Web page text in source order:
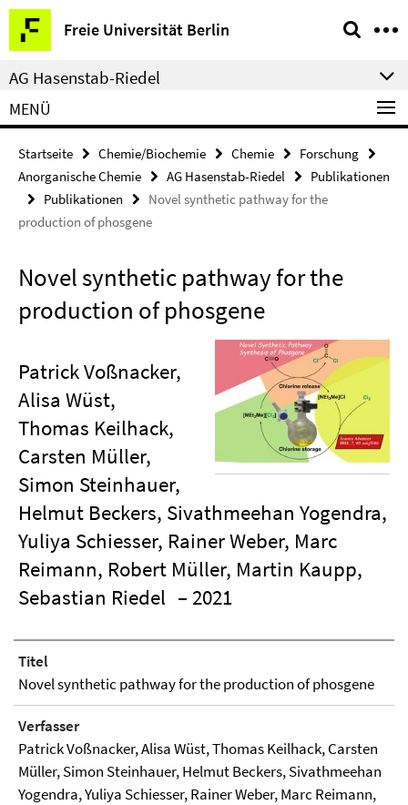
Springe
direkt
zu
Inhalt
Freie Universität Berlin
Service-
Navigation
AG Hasenstab-Riedel
MENÜ
Startseite Chemie/Biochemie Chemie
Forschung
Anorganische Chemie
AG Hasenstab-Riedel
Publikationen
Publikationen
Novel synthetic pathway for the
production of phosgene
Novel synthetic pathway for the
production of phosgene
Patrick Voßnacker,
Alisa Wüst,
Thomas Keilhack,
Carsten Müller,
Simon Steinhauer,
Helmut Beckers, Sivathmeehan Yogendra,
Yuliya Schiesser, Rainer Weber, Marc
Reimann, Robert Müller, Martin Kaupp,
Sebastian Riedel – 2021
Titel
Novel synthetic pathway for the production of phosgene
Verfasser
Patrick Voßnacker, Alisa Wüst, Thomas Keilhack, Carsten
Müller, Simon Steinhauer, Helmut Beckers, Sivathmeehan
Yogendra, Yuliya Schiesser, Rainer Weber, Marc Reimann,